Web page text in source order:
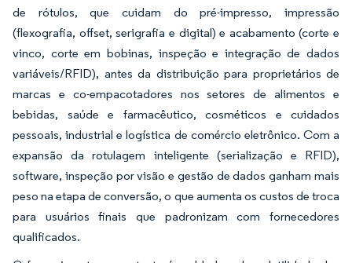
de rótulos, que cuidam do pré-impresso, impressão
(flexografia, offset, serigrafia e digital) e acabamento (corte e
vinco, corte em bobinas, inspeção e integração de dados
variáveis/RFID), antes da distribuição para proprietários de
marcas e co-empacotadores nos setores de alimentos e
bebidas, saúde e farmacêutico, cosméticos e cuidados
pessoais, industrial e logística de comércio eletrônico. Com a
expansão da rotulagem inteligente (serialização e RFID),
software, inspeção por visão e gestão de dados ganham mais
peso na etapa de conversão, o que aumenta os custos de troca
para usuários finais que padronizam com fornecedores
qualificados.